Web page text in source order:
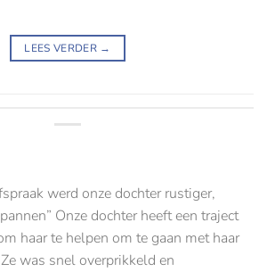
LEES VERDER →
werd onze dochter rustiger,
Onze dochter heeft een traject
haar te helpen om te gaan met haar
was snel overprikkeld en